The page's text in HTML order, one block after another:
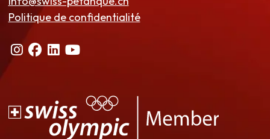
Politique de confidentialité